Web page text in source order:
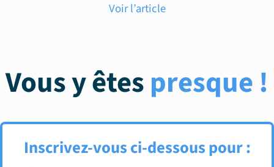
Voir l’article
Vous y êtespresque !
Inscrivez-vous ci-dessous pour :